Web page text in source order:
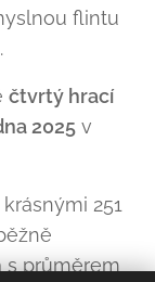
flintu
čtvrtý hrací
2025 v
251
s průměrem